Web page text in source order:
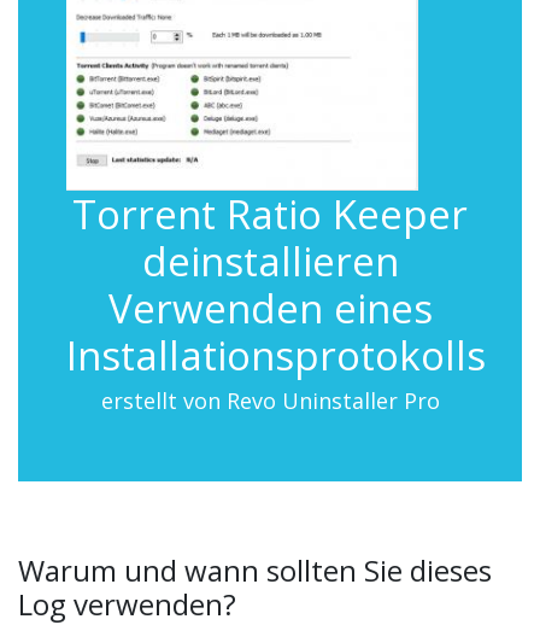
Torrent Ratio Keeper
deinstallieren
Verwenden eines
Installationsprotokolls
erstellt von Revo Uninstaller Pro
Warum und wann sollten Sie dieses
Log verwenden?